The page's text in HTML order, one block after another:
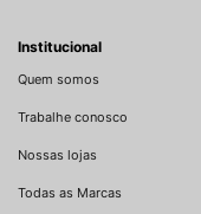
Institucional
Quem somos
Trabalhe conosco
Nossas lojas
Todas as Marcas